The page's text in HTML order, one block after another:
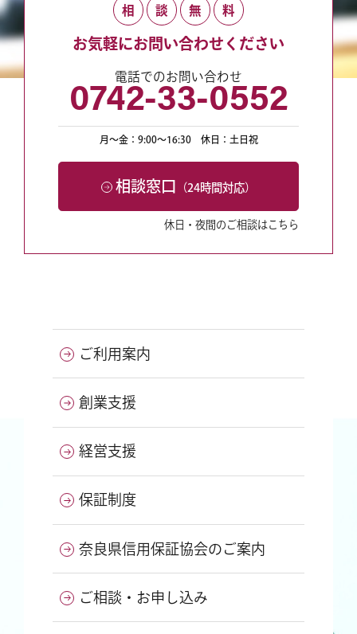
相 談 無 料
お気軽にお問い合わせください
電話でのお問い合わせ
0742-33-0552
月〜金：9:00〜16:30休日：土日祝
相談窓口 （24時間対応）
休日・夜間のご相談はこちら
ご利用案内
創業支援
経営支援
保証制度
奈良県信用保証協会のご案内
ご相談・お申し込み